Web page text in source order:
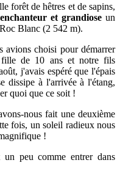
forêt de hêtres et de sapins,
et grandioseun
Blanc (2 542 m).
avions choisi pourdémarrer
de 10 ans et notre fils
j'avais espéré que l'épais
dissipe à l'arrivée à l'étang,
quoi que ce soit !
nous fait une deuxième
fois, un soleil radieux nous
!
un peu comme entrerdans